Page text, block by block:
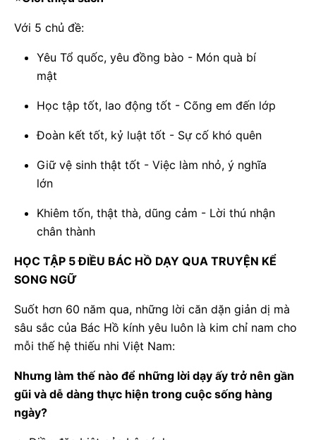
Với 5 chủ đề:
Yêu Tổ quốc, yêu đồng bào - Món quà bí
mật
Học tập tốt, lao động tốt - Cõng em đến lớp
Đoàn kết tốt, kỷ luật tốt - Sự cố khó quên
Giữ vệ sinh thật tốt - Việc làm nhỏ, ý nghĩa
lớn
Khiêm tốn, thật thà, dũng cảm - Lời thú nhận
chân thành
HỌC TẬP 5 ĐIỀU BÁC HỒ DẠY QUA TRUYỆN KỂ
SONG NGỮ
Suốt hơn 60 năm qua, những lời căn dặn giản dị mà
sâu sắc của Bác Hồ kính yêu luôn là kim chỉ nam cho
mỗi thế hệ thiếu nhi Việt Nam:
Nhưng làm thế nào để những lời dạy ấy trở nên gần
gũi và dễ dàng thực hiện trong cuộc sống hàng
ngày?